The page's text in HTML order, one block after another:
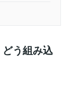
う組み込